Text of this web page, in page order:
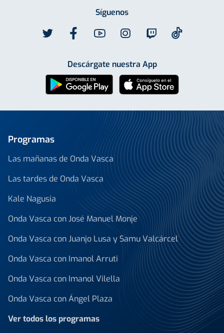
Síguenos
Descárgate nuestra App
Programas
Las mañanas de Onda Vasca
Las tardes de Onda Vasca
Kale Nagusia
Onda Vasca con José Manuel Monje
Onda Vasca con Juanjo Lusa y Samu Valcárcel
Onda Vasca con Imanol Arruti
Onda Vasca con Imanol Vilella
Onda Vasca con Ángel Plaza
Ver todos los programas